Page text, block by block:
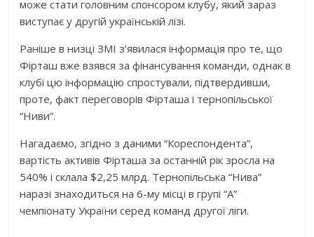
може стати головним спонсором клубу, який зараз
виступає у другій українській лізі.
Раніше в низці ЗМІ з’явилася інформація про те, що
Фірташ вже взявся за фінансування команди, однак в
клубі цю інформацію спростували, підтвердивши,
проте, факт переговорів Фірташа і тернопільської
“Ниви”.
Нагадаємо, згідно з даними “Кореспондента”,
вартість активів Фірташа за останній рік зросла на
540% і склала $2,25 млрд. Тернопільська “Нива”
наразі знаходиться на 6-му місці в групі “А”
чемпіонату України серед команд другої ліги.